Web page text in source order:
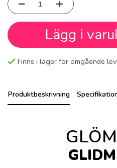
Lägg i
Finns i lager för omgående
Produktbeskrivning